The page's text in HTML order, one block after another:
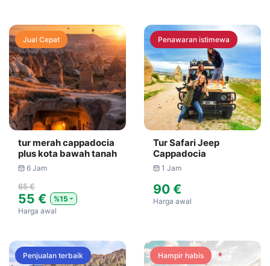
Jual Cepat
tur merah cappadocia
plus kota bawah tanah
6 Jam
65 €
55 €
%15
Harga awal
Penawaran istimewa
Tur Safari Jeep
Cappadocia
1 Jam
90 €
Harga awal
Penjualan terbaik Hampir habis